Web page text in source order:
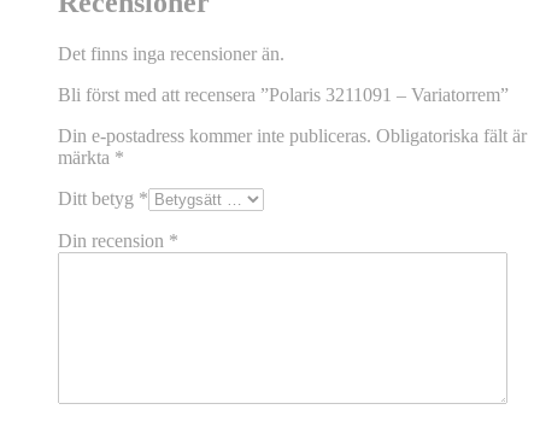
Det finns inga recensioner än.
Bli först med att recensera ”Polaris 3211091 – Variatorrem”
Din e-postadress kommer inte publiceras. Obligatoriska fält är
märkta *
Ditt betyg *
Din recension *